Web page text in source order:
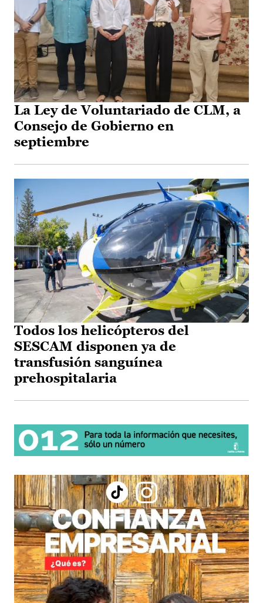
La Ley de Voluntariado de CLM, a
Consejo de Gobierno en
septiembre
Todos los helicópteros del
SESCAM disponen ya de
transfusión sanguínea
prehospitalaria